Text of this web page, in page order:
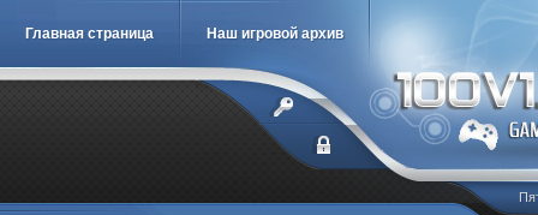
Главная страница Наш игровой архив